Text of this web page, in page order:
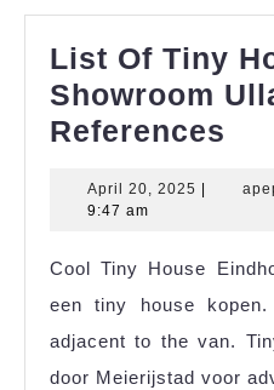
List Of Tiny
Showroom
References
April 20, 2025 April
9:47 am
Cool Tiny House
een tiny house
adjacent to the van.
door Meierijstad voor